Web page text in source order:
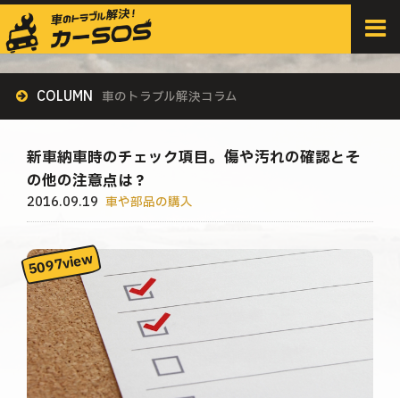
HOME > すべての記事 >
新車納車時のチェック項目。傷や汚れの確認とその他の注意点は？
COLUMN 車のトラブル解決コラム
新車納車時のチェック項目。傷や汚れの確認とそ
の他の注意点は？
2016.09.19 車や部品の購入